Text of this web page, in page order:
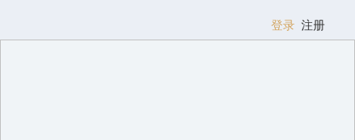
登录 注册